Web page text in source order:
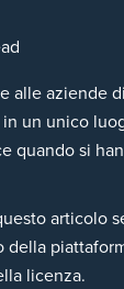
alle aziende
un unico
quando si
articolo
della
licenza.